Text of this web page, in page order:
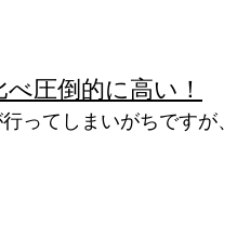
圧倒的に高い！
ってしまいがちですが、